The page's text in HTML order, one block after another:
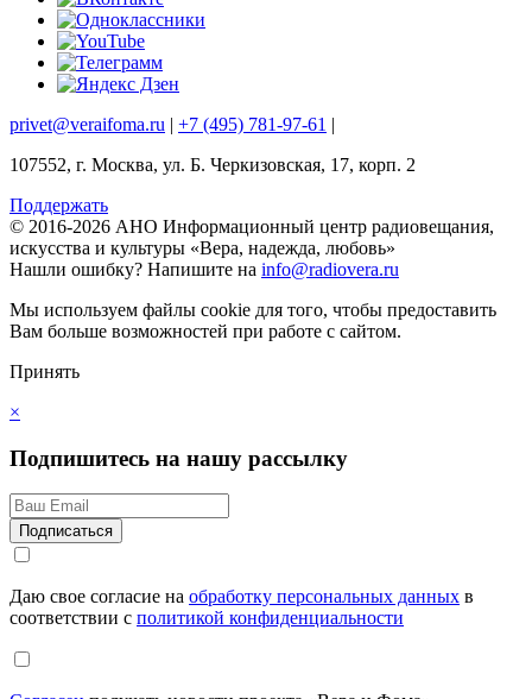
privet@veraifoma.ru | +7 (495) 781-97-61 |
107552, г. Москва, ул. Б. Черкизовская, 17, корп. 2
Поддержать
© 2016-2026 АНО Информационный центр радиовещания,
искусства и культуры «Вера, надежда, любовь»
Нашли ошибку? Напишите на info@radiovera.ru
Мы используем файлы cookie для того, чтобы предоставить
Вам больше возможностей при работе с сайтом.
Принять
×
Подпишитесь на нашу рассылку
Даю свое согласие на обработку персональных данных в
соответствии с политикой конфиденциальности